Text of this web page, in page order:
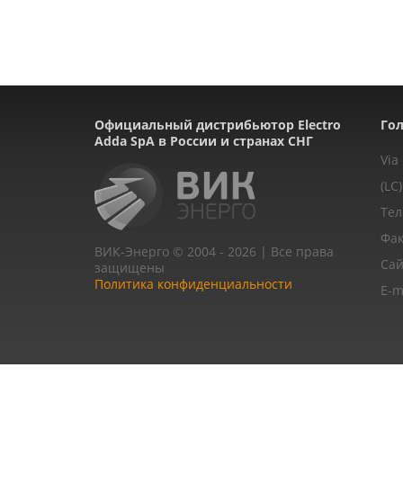
Официальный дистрибьютор Electro
Adda SpA в России и странах СНГ
ВИК-Энерго © 2004 - 2026 | Все права
защищены
Политика конфиденциальности
Via
E-